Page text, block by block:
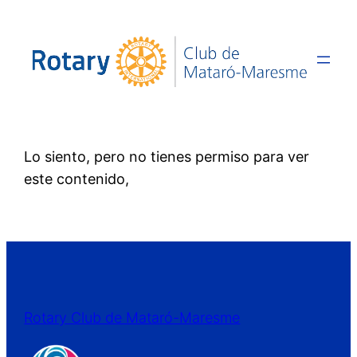
contenido
Lo siento, pero no tienes permiso para ver
este contenido,
Rotary Club de Mataró-Maresme